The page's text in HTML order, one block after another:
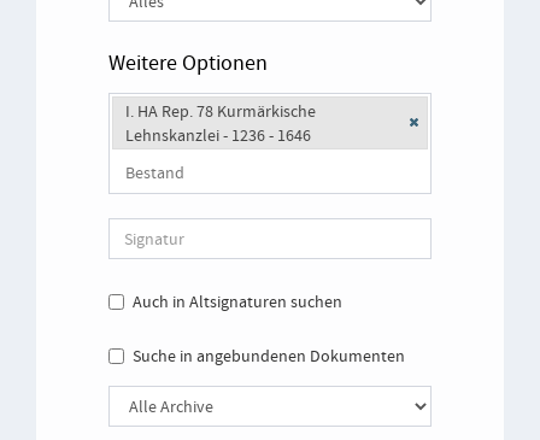
Weitere Optionen
I. HA Rep. 78 Kurmärkische
Lehnskanzlei - 1236 - 1646
Auch in Altsignaturen suchen
Suche in angebundenen Dokumenten